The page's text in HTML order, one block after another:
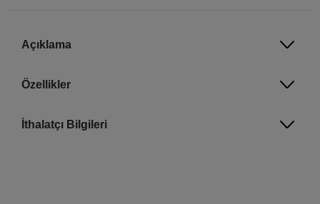
Açıklama
Özellikler
İthalatçı Bilgileri